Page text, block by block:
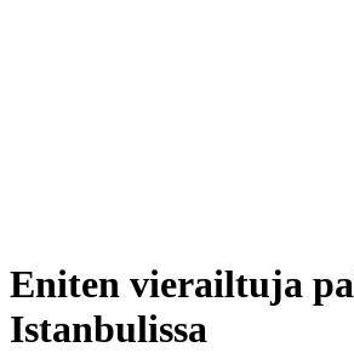
Eniten vierailtuja
Istanbulissa